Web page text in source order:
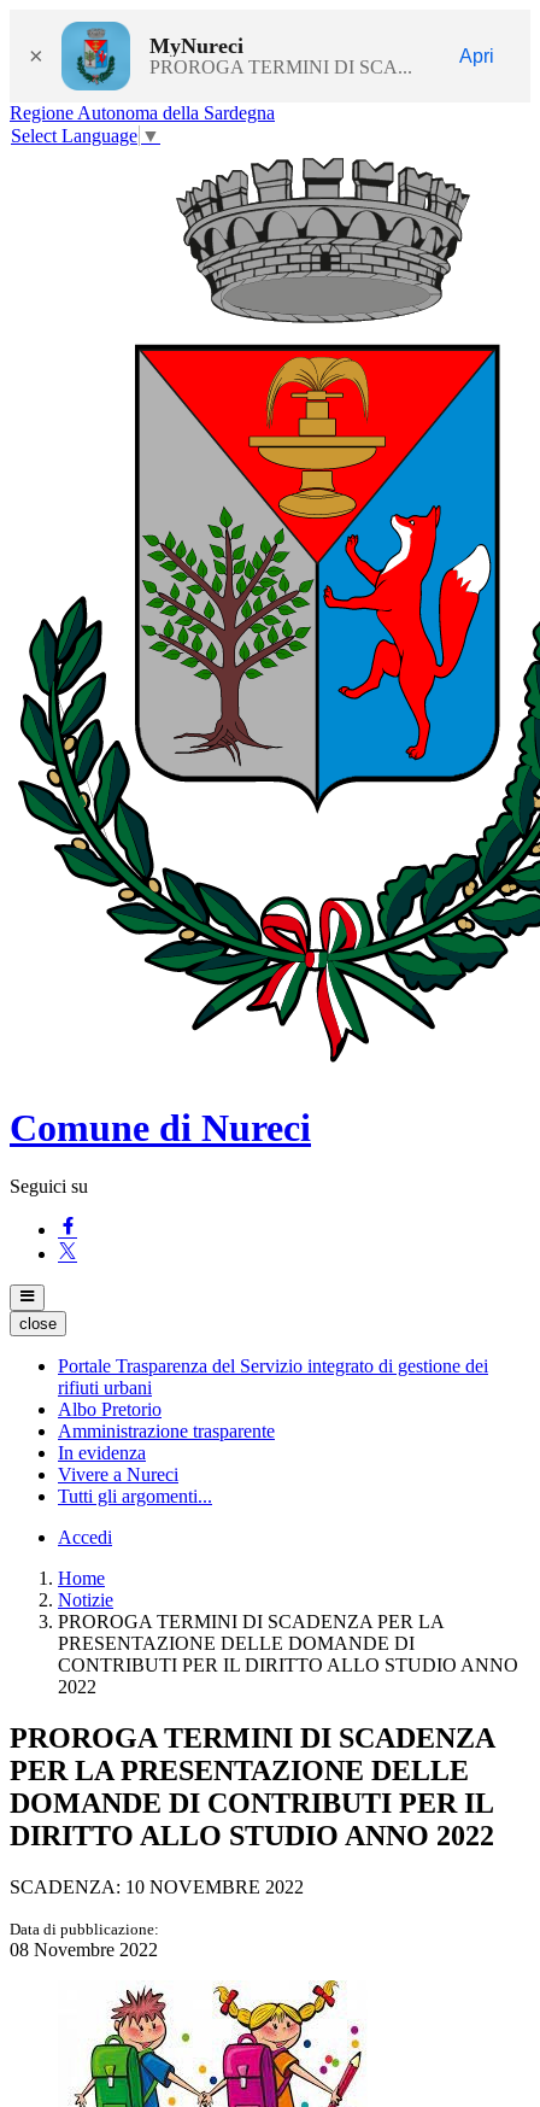
× MyNureci
PROROGA TERMINI DI SCA...
Apri
Regione Autonoma della Sardegna
Select Language ▼
Comune di Nureci
Seguici su
close
Portale Trasparenza del Servizio integrato di gestione dei
rifiuti urbani
Albo Pretorio
Amministrazione trasparente
In evidenza
Vivere a Nureci
Tutti gli argomenti...
Accedi
Home
Notizie
PROROGA TERMINI DI SCADENZA PER LA
PRESENTAZIONE DELLE DOMANDE DI
CONTRIBUTI PER IL DIRITTO ALLO STUDIO ANNO
2022
PROROGA TERMINI DI SCADENZA
PER LA PRESENTAZIONE DELLE
DOMANDE DI CONTRIBUTI PER IL
DIRITTO ALLO STUDIO ANNO 2022
SCADENZA: 10 NOVEMBRE 2022
Data di pubblicazione:
08 Novembre 2022